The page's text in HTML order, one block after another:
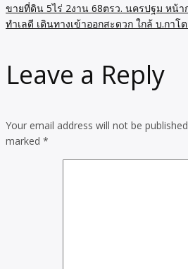
ขายที่ดิน 5ไร่ 2งาน 68ตรว. นครปฐม หน้
ทำเลดี เดินทางเข้าออกสะดวก ใกล้ บ.กาโ
Leave a Reply
Your email address will not be
marked *